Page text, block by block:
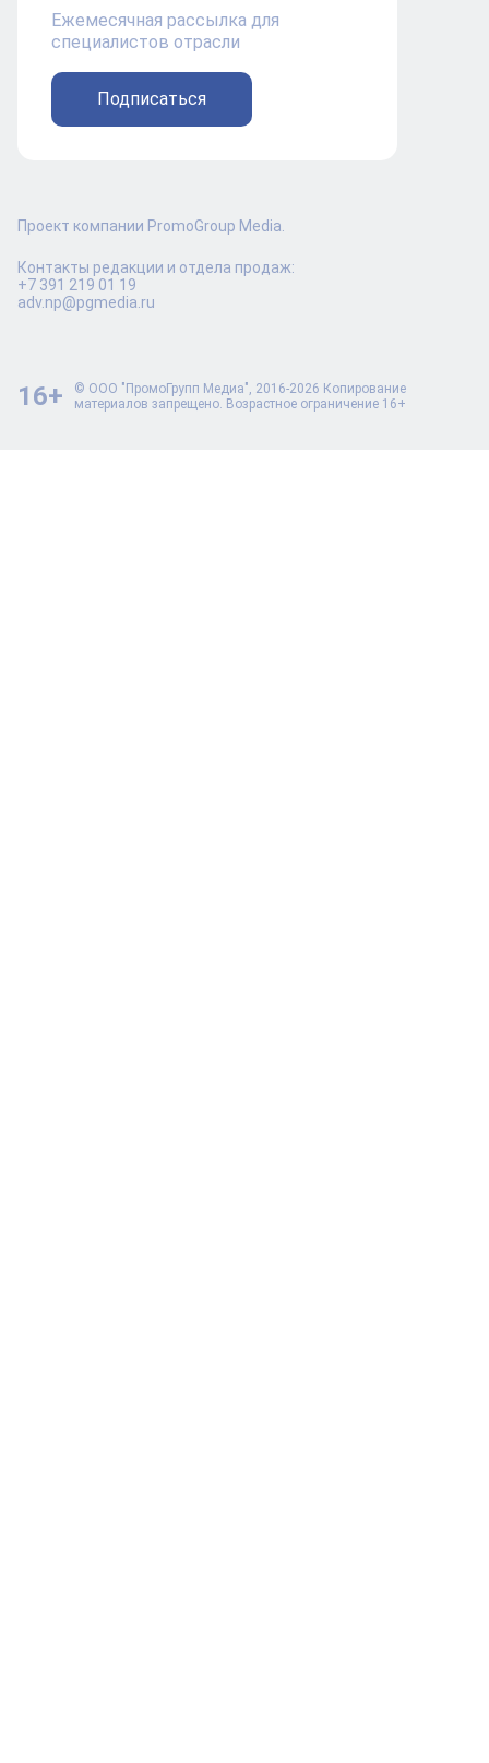
Ежемесячная рассылка для
специалистов отрасли
Подписаться
Проект компании PromoGroup Media.
Контакты редакции и отдела продаж:
+7 391 219 01 19
adv.np@pgmedia.ru
© ООО "ПромоГрупп Медиа", 2016-2026 Копирование
материалов запрещено. Возрастное ограничение 16+
16+